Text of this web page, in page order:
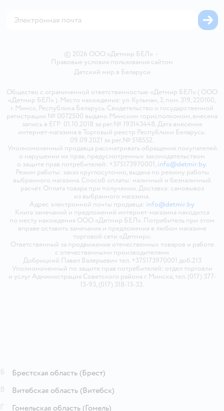
© 2026 ООО «Детмир БЕЛ» •
Правовые условия пользования сайтом
Детский мир в Беларуси
Общество с ограниченной ответственностью «Детмир БЕЛ» ( ООО
«Детмир БЕЛ» ). Место нахождения: ул. Кульман, 3, пом. 319, 220100,
г. Минск, Республика Беларусь. Свидетельство о государственной
регистрации № 0072500 выдано Минским горисполкомом, внесена
запись в ЕГР 01.10.2018 за рег.№ 193143448. Дата внесения
интернет-магазина в Торговый реестр Республики Беларусь:
09.09.2021 за рег.№ 518552.
Уполномоченный продавца рассматривать обращения покупателей
о нарушении их прав, предусмотренных законодательством
о защите прав потребителей: +375173970001, info@detmir.by.
Режим работы: заказ круглосуточно, выдача по режиму работы
выбранного магазина. Способ оплаты: наличный и безналичный
расчёт. Оплата товара при получении. Доставка: самовывоз
из выбранного магазина.
Адрес электронной почты продавца: info@detmir.by
Книга замечаний и предложений интернет-магазина находится
по месту нахождения ООО «Детмир БЕЛ». Потребитель при этом
вправе оставить замечания и предложения в любом магазине
торговой сети «Детмир».
Ответственный за продвижение отечественных товаров и работе
с отечественными производителями
Добрицкий Павел Валерьевич тел. +375173970001 доб.213
Уполномоченный по защите прав потребителей: отдел торговли
и услуг Администрация Советского района г. Минска, тел. (017) 377-
13-93, (017) 318-13-33.
Брестская область (Брест)
Витебская область (Витебск)
Гомельская область (Гомель)